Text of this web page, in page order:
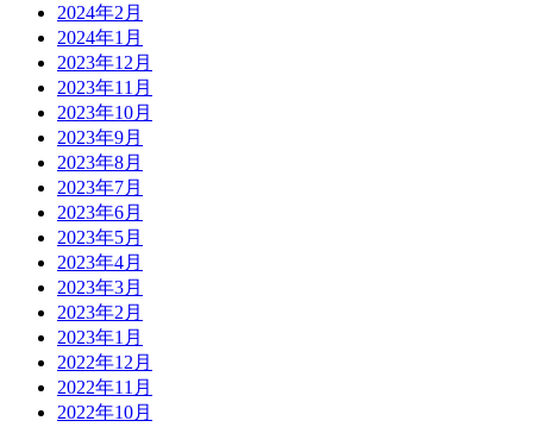
2024年2月
2024年1月
2023年12月
2023年11月
2023年10月
2023年9月
2023年8月
2023年7月
2023年6月
2023年5月
2023年4月
2023年3月
2023年2月
2023年1月
2022年12月
2022年11月
2022年10月